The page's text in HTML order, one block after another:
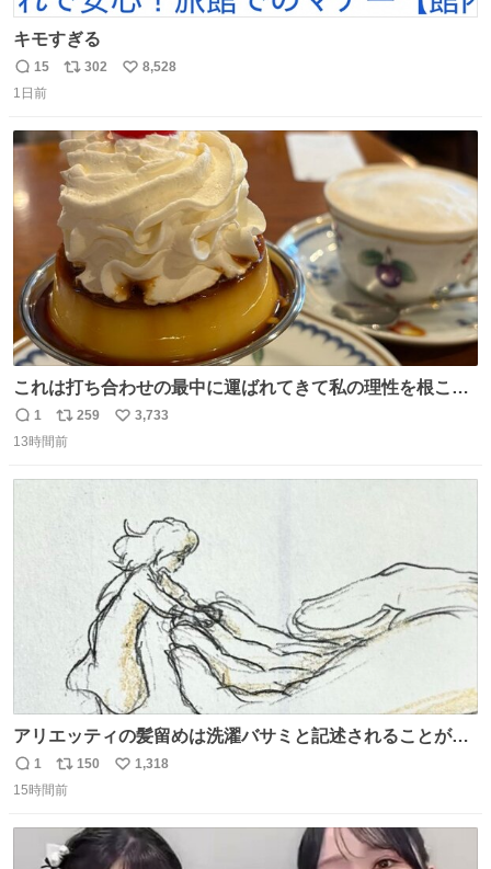
キモすぎる
返
信
15
リ
ト
数
302
い
数
8,528
1日前
これは打ち合わせの最中に運ばれてきて私の理性を根こそ
ぎ奪い去ったプリンの写真です。
返
信
1
リ
ポ
259
い
3,733
13時間前
アリエッティの髪留めは洗濯バサミと記述されることが多
いですが、もっと小さいプラスチックのクリップです。 バ
ネは使いやすいように強度を調整してあるはず。
返
信
1
リ
ポ
ト
150
い
数
1,318
15時間前